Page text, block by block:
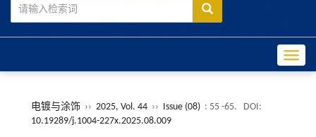
电镀与涂饰 ›› 2025, Vol. 44 ›› Issue (08) : 55 -65.
DOI:
10.19289/j.1004-227x.2025.08.009